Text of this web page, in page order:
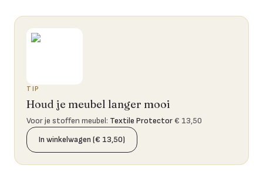
TIP
Houd je meubel langer mooi
Voor je stoffen meubel: Textile Protector€ 13,50
In winkelwagen (€ 13,50)